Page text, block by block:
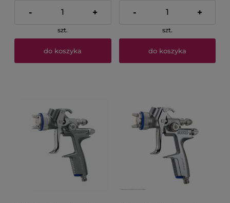
- +
szt.
do koszyka
- +
szt.
do koszyka